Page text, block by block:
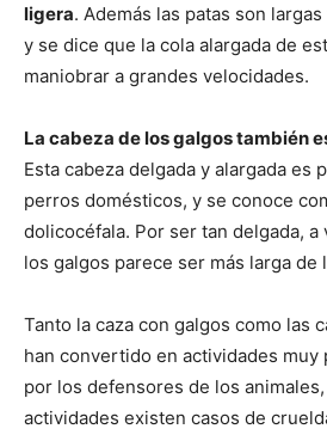
Fotos
de
ligera. Además las patas son
y se dice que la cola alargada de
maniobrar a grandes velocidades.
La cabeza de los galgos también
Esta cabeza delgada y alargada es
perros domésticos, y se conoce
dolicocéfala. Por ser tan delgada, a
los galgos parece ser más larga de
Tanto la caza con galgos como las
han convertido en actividades muy
por los defensores de los
actividades existen casos de